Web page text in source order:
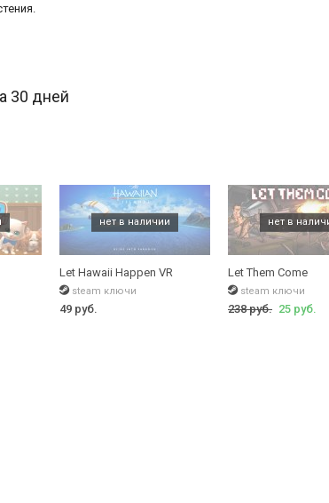
30 дней
Let Hawaii Happen VR
steam ключи
49 руб.
Let Them Come
steam ключи
238 руб. 25 руб.